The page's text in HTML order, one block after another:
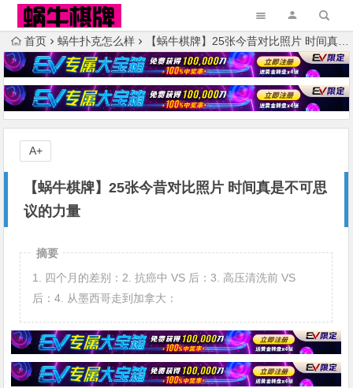
首页 蜗牛扑克怎么样 【蜗牛棋牌】25张今昔对比照片 时间真是不可思议的力量
【蜗牛棋牌】25张今昔对比照片 时间真是不可思
议的力量
A+
摘要
1. 四个月的差别：2. 抗癌中 VS 后：3. 高压清洗前 VS
后：4. 从墨西哥走到加拿大：